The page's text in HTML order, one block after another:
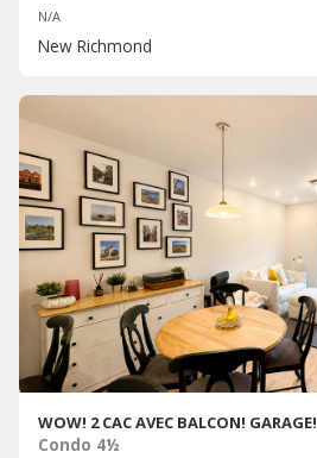
N/A
New Richmond
WOW! 2 CAC AVEC BALCON! GARAGE!
Condo 4½